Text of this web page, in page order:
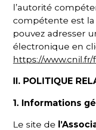
l’autorité
compétente est la
pouvez adresser
électronique en
https://
II. POLITIQUE
1. Informations
Le site de